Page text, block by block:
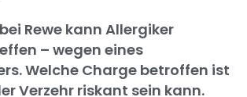
Rewe kann Allergiker
– wegen eines
Welche Charge betroffen ist
Verzehr riskant sein kann.